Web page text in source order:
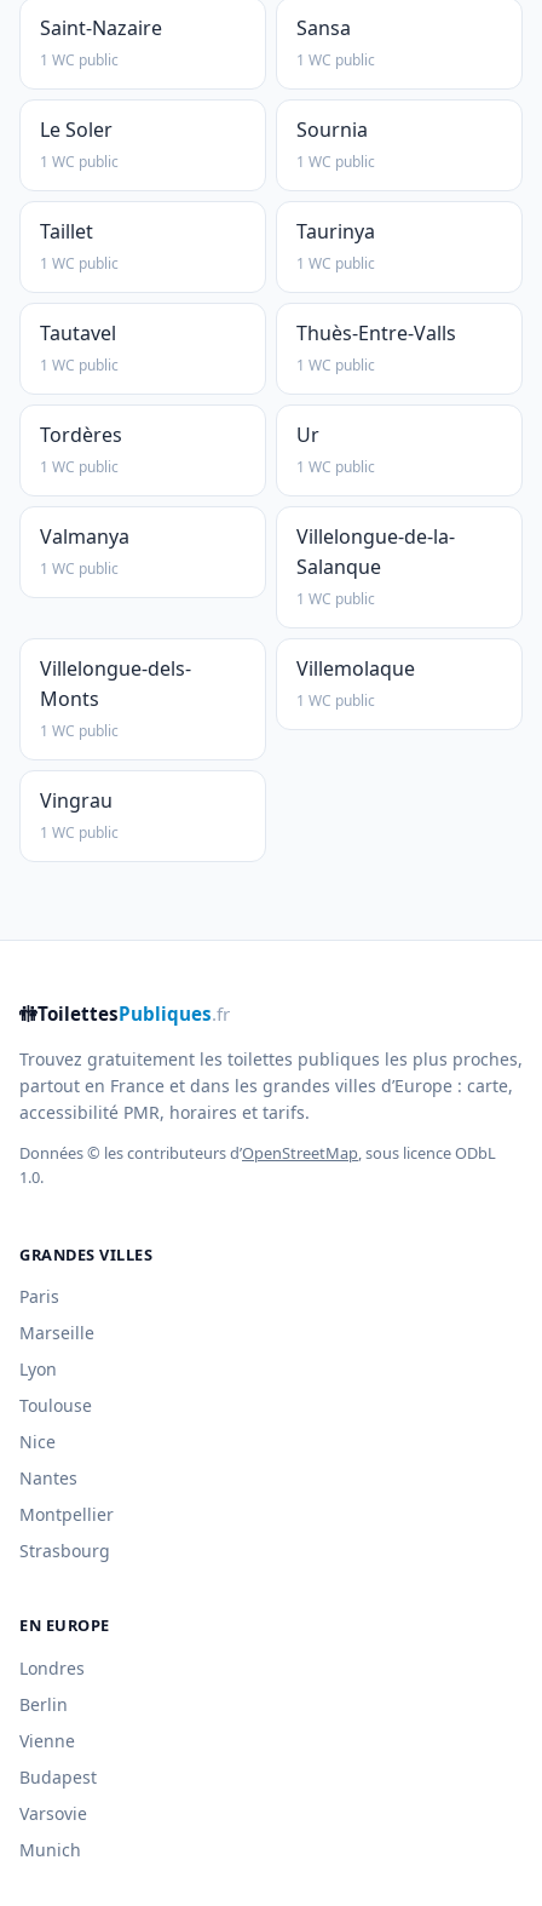
Saint-Nazaire
1 WC public
Sansa
1 WC public
Le Soler
1 WC public
Sournia
1 WC public
Taillet
1 WC public
Taurinya
1 WC public
Tautavel
1 WC public
Thuès-Entre-Valls
1 WC public
Tordères
1 WC public
Ur
1 WC public
Valmanya
1 WC public
Villelongue-de-la-
Salanque
1 WC public
Villelongue-dels-
Monts
1 WC public
Villemolaque
1 WC public
Vingrau
1 WC public
🚻ToilettesPubliques.fr
Trouvez gratuitement les toilettes publiques les plus proches,
partout en France et dans les grandes villes d’Europe : carte,
accessibilité PMR, horaires et tarifs.
Données © les contributeurs d’OpenStreetMap, sous licence ODbL
1.0.
GRANDES VILLES
Paris
Marseille
Lyon
Toulouse
Nice
Nantes
Montpellier
Strasbourg
EN EUROPE
Londres
Berlin
Vienne
Budapest
Varsovie
Munich